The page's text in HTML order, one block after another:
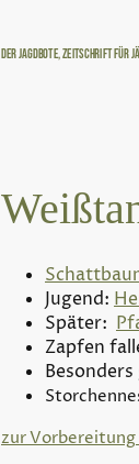
Der Jagdbote, Zeitschrift für
Jugend:
Später:
Zapfen
zur Vorbereitung